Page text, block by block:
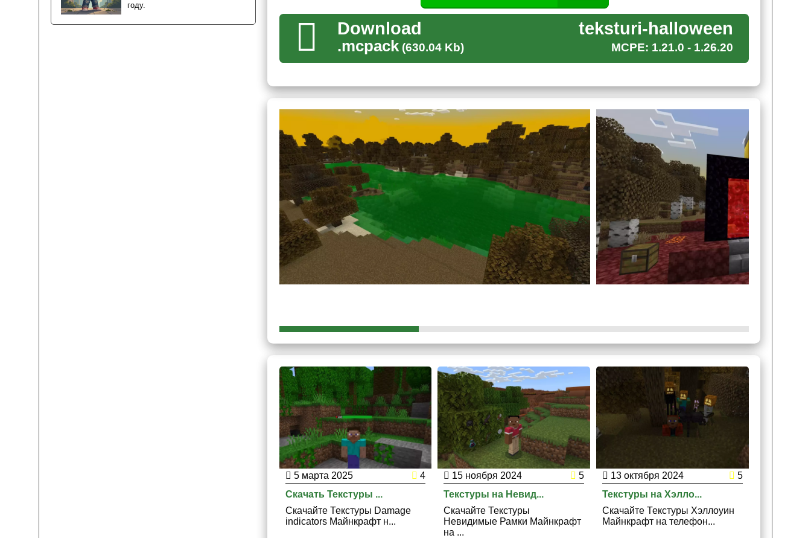
году.
Также изменятся и мобы с текстурами на Хэллоуин для Майнкрафт ПЕ, все негативные существа
наденут тыквенные маски Джека
. Они будут светиться в ночное время, создавая уютную атмосферу
кетчупа, чтобы напугать Стива. Также в некоторой степени испортятся и железные големы. На их теле
появится ржавчина, а во время движения они будут скрипеть.
Враги не изменят своего поведения.
Инвертирование
Также в некоторых случаях текстуры на Хэллоуин для Minecraft PE произведут инвертирование цвета. К
примеру синяя вода окрасится в зелёный, а портал в Ад изменит свой цвет с фиолетового на ярко-красный.
Такжепоменяет свой окраслуна, получив яркий багряный оттенок, который будет пугать юзера.
Download
.mcpack(630.04 Kb)
teksturi-halloween
MCPE: 1.21.0 - 1.26.20
5 марта 2025
4
Скачать Текстуры ...
Скачайте Текстуры Damage
indicators Майнкрафт н...
15 ноября 2024
5
Текстуры на Невид...
Скачайте Текстуры
Невидимые Рамки Майнкрафт
на ...
13 октября 2024
5
Текстуры на Хэлло...
Скачайте Текстуры Хэллоуин
Майнкрафт на телефон...